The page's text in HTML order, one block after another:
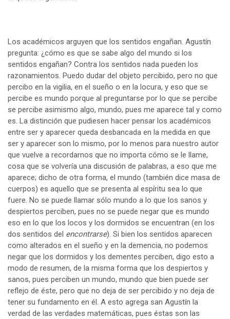
Los académicos arguyen que los sentidos engañan. Agustín
pregunta: ¿cómo es que se sabe algo del mundo si los
sentidos engañan? Contra los sentidos nada pueden los
razonamientos. Puedo dudar del objeto percibido, pero no que
percibo en la vigilia, en el sueño o en la locura, y eso que se
percibe es mundo porque al preguntarse por lo que se percibe
se percibe asimismo algo, mundo, pues me aparece tal y como
es. La distinción que pudiesen hacer pensar los académicos
entre ser y aparecer queda desbancada en la medida en que
ser y aparecer son lo mismo, por lo menos para nuestro autor
que vuelve a recordarnos que no importa cómo se le llame,
cosa que se volvería una discusión de palabras, a eso que me
aparece; dicho de otra forma, el mundo (también dice masa de
cuerpos) es aquello que se presenta al espíritu sea lo que
fuere. No se puede llamar sólo mundo a lo que los sanos y
despiertos perciben, pues no se puede negar que es mundo
eso en lo que los locos y los dormidos se encuentran (en los
dos sentidos del encontrarse). Si bien los sentidos aparecen
como alterados en el sueño y en la demencia, no podemos
negar que los dormidos y los dementes perciben, digo esto a
modo de resumen, de la misma forma que los despiertos y
sanos, pues perciben un mundo, mundo que bien puede ser
reflejo de éste, pero que no deja de ser percibido y no deja de
tener su fundamento en él. A esto agrega san Agustín la
verdad de las verdades matemáticas, pues éstas son las